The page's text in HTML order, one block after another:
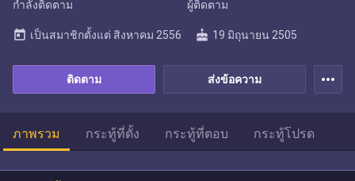
กำลังติดตาม ผู้ติดตาม
ส่งข้อความ
ติดตาม
today เป็นสมาชิกตั้งแต่ สิงหาคม 2556 cake 19 มิถุนายน 2505
more_horiz
ภาพรวม กระทู้ที่ตั้ง กระทู้ที่ตอบ กระทู้โปรด